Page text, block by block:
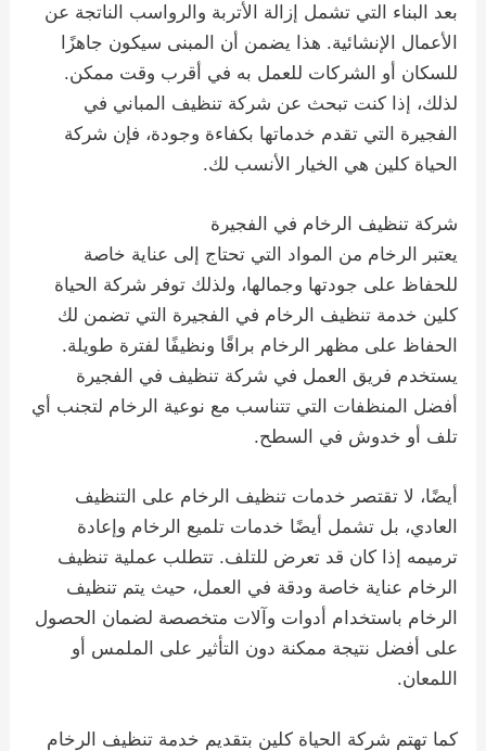
بعد البناء التي تشمل إزالة الأتربة والرواسب الناتجة عن
الأعمال الإنشائية. هذا يضمن أن المبنى سيكون جاهزًا
للسكان أو الشركات للعمل به في أقرب وقت ممكن.
لذلك، إذا كنت تبحث عن شركة تنظيف المباني في
الفجيرة التي تقدم خدماتها بكفاءة وجودة، فإن شركة
الحياة كلين هي الخيار الأنسب لك.
شركة تنظيف الرخام في الفجيرة
يعتبر الرخام من المواد التي تحتاج إلى عناية خاصة
للحفاظ على جودتها وجمالها، ولذلك توفر شركة الحياة
كلين خدمة تنظيف الرخام في الفجيرة التي تضمن لك
الحفاظ على مظهر الرخام براقًا ونظيفًا لفترة طويلة.
يستخدم فريق العمل في شركة تنظيف في الفجيرة
أفضل المنظفات التي تتناسب مع نوعية الرخام لتجنب أي
تلف أو خدوش في السطح.
أيضًا، لا تقتصر خدمات تنظيف الرخام على التنظيف
العادي، بل تشمل أيضًا خدمات تلميع الرخام وإعادة
ترميمه إذا كان قد تعرض للتلف. تتطلب عملية تنظيف
الرخام عناية خاصة ودقة في العمل، حيث يتم تنظيف
الرخام باستخدام أدوات وآلات متخصصة لضمان الحصول
على أفضل نتيجة ممكنة دون التأثير على الملمس أو
اللمعان.
كما تهتم شركة الحياة كلين بتقديم خدمة تنظيف الرخام